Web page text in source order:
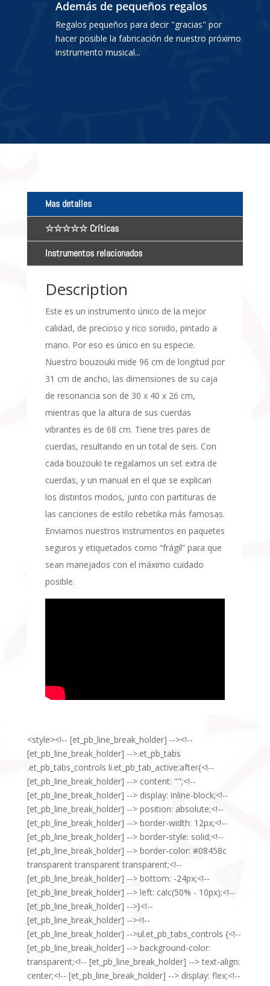
Además de pequeños regalos
Regalos pequeños para decir "gracias" por
hacer posible la fabricación de nuestro próximo
instrumento musical...
Mas detalles
☆☆☆☆☆ Críticas
Instrumentos relacionados
Description
Este es un instrumento único de la mejor
calidad, de precioso y rico sonido, pintado a
mano. Por eso es único en su especie.
Nuestro bouzouki mide 96 cm de longitud por
31 cm de ancho, las dimensiones de su caja
de resonancia son de 30 x 40 x 26 cm,
mientras que la altura de sus cuerdas
vibrantes es de 68 cm. Tiene tres pares de
cuerdas, resultando en un total de seis. Con
cada bouzouki te regalamos un set extra de
cuerdas, y un manual en el que se explican
los distintos modos, junto con partituras de
las canciones de estilo rebetika más famosas.
Enviamos nuestros instrumentos en paquetes
seguros y etiquetados como “frágil” para que
sean manejados con el máximo cuidado
posible.
<style><!-- [et_pb_line_break_holder] --><!--
[et_pb_line_break_holder] -->.et_pb_tabs
.et_pb_tabs_controls li.et_pb_tab_active:after{<!--
[et_pb_line_break_holder] --> content: "";<!--
[et_pb_line_break_holder] --> display: inline-block;<!--
[et_pb_line_break_holder] --> position: absolute;<!--
[et_pb_line_break_holder] --> border-width: 12px;<!--
[et_pb_line_break_holder] --> border-style: solid;<!--
[et_pb_line_break_holder] --> border-color: #08458c
transparent transparent transparent;<!--
[et_pb_line_break_holder] --> bottom: -24px;<!--
[et_pb_line_break_holder] --> left: calc(50% - 10px);<!--
[et_pb_line_break_holder] -->}<!--
[et_pb_line_break_holder] --><!--
[et_pb_line_break_holder] -->ul.et_pb_tabs_controls {<!--
[et_pb_line_break_holder] --> background-color:
transparent;<!-- [et_pb_line_break_holder] --> text-align:
center;<!-- [et_pb_line_break_holder] --> display: flex;<!--